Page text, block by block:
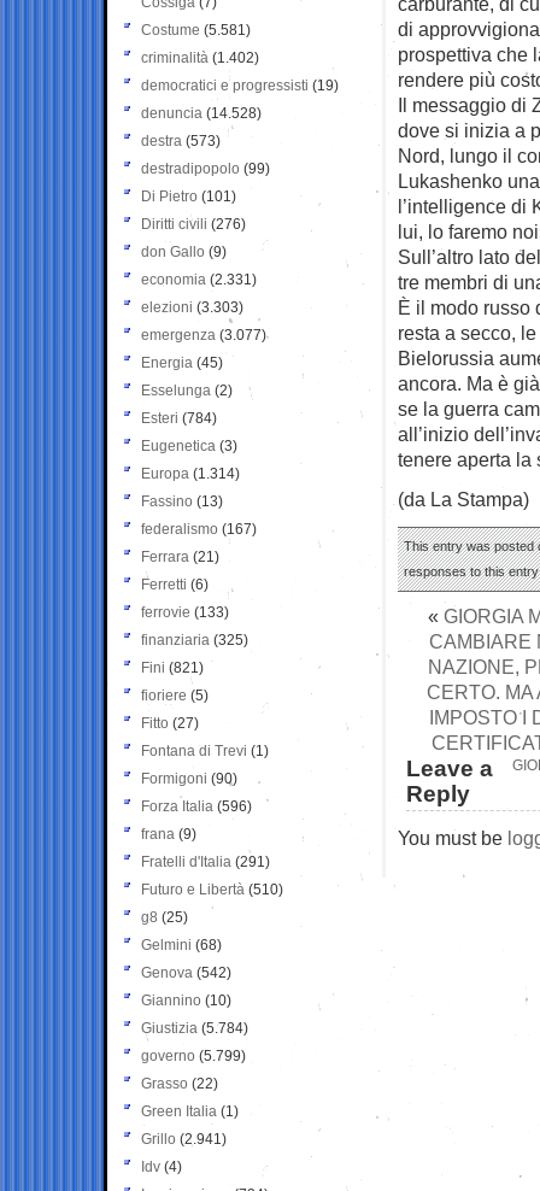
di
prospettiva che
rendere più
Il messaggio di
dove si inizia a
Nord, lungo il
Lukashenko
l’intelligence di
lui, lo faremo
Sull’altro lato
tre membri di
È il modo russo
resta a secco,
Bielorussia
ancora. Ma è
se la guerra
all’inizio
tenere aperta la
(da La Stampa)
This entry was posted
responses to this
« GIORGIA
CAMBIARE
NAZIONE,
CERTO. MA
IMPOSTO I
Leave a
Reply
You must be
Costume (5.581)
criminalità (1.402)
democratici e progressisti (19)
denuncia (14.528)
destra (573)
destradipopolo (99)
Di Pietro (101)
Diritti civili (276)
don Gallo (9)
economia (2.331)
elezioni (3.303)
emergenza (3.077)
Energia (45)
Esselunga (2)
Esteri (784)
Eugenetica (3)
Europa (1.314)
Fassino (13)
federalismo (167)
Ferrara (21)
Ferretti (6)
ferrovie (133)
finanziaria (325)
Fini (821)
fioriere (5)
Fitto (27)
Fontana di Trevi (1)
Formigoni (90)
Forza Italia (596)
frana (9)
Fratelli d'Italia (291)
Futuro e Libertà (510)
g8 (25)
Gelmini (68)
Genova (542)
Giannino (10)
Giustizia (5.784)
governo (5.799)
Grasso (22)
Green Italia (1)
Grillo (2.941)
Idv (4)